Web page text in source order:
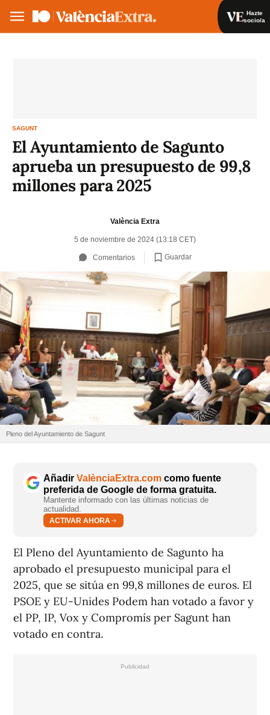
Hazte
socio/a
SAGUNT
El Ayuntamiento de Sagunto
aprueba un presupuesto de 99,8
millones para 2025
València Extra
5 de noviembre de 2024 (13:18 CET)
Comentarios Guardar
Pleno del Ayuntamiento de Sagunt
Añadir ValènciaExtra.com como fuente
preferida de Google de forma gratuita.
Mantente informado con las últimas noticias de
actualidad.
ACTIVAR AHORA
El Pleno del Ayuntamiento de Sagunto ha
aprobado el presupuesto municipal para el
2025, que se sitúa en 99,8 millones de euros. El
PSOE y EU-Unides Podem han votado a favor y
el PP, IP, Vox y Compromís per Sagunt han
votado en contra.